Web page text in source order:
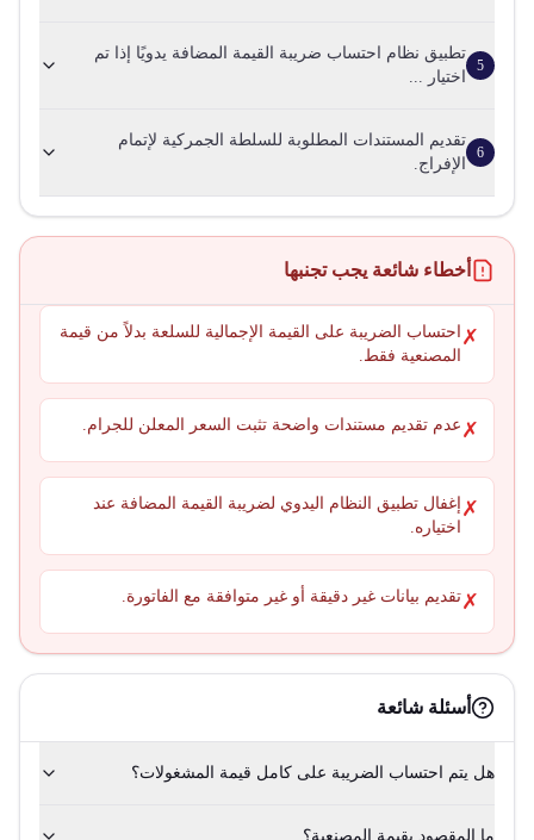
5
تطبيق نظام احتساب ضريبة القيمة المضافة يدويًا إذا تم
اختيار ...
6
تقديم المستندات المطلوبة للسلطة الجمركية لإتمام
الإفراج.
أخطاء شائعة يجب تجنبها
✗ احتساب الضريبة على القيمة الإجمالية للسلعة بدلاً من قيمة
المصنعية فقط.
✗ عدم تقديم مستندات واضحة تثبت السعر المعلن للجرام.
✗ إغفال تطبيق النظام اليدوي لضريبة القيمة المضافة عند
اختياره.
✗تقديم بيانات غير دقيقة أو غير متوافقة مع الفاتورة.
أسئلة شائعة
هل يتم احتساب الضريبة على كامل قيمة المشغولات؟
ما المقصود بقيمة المصنعية؟